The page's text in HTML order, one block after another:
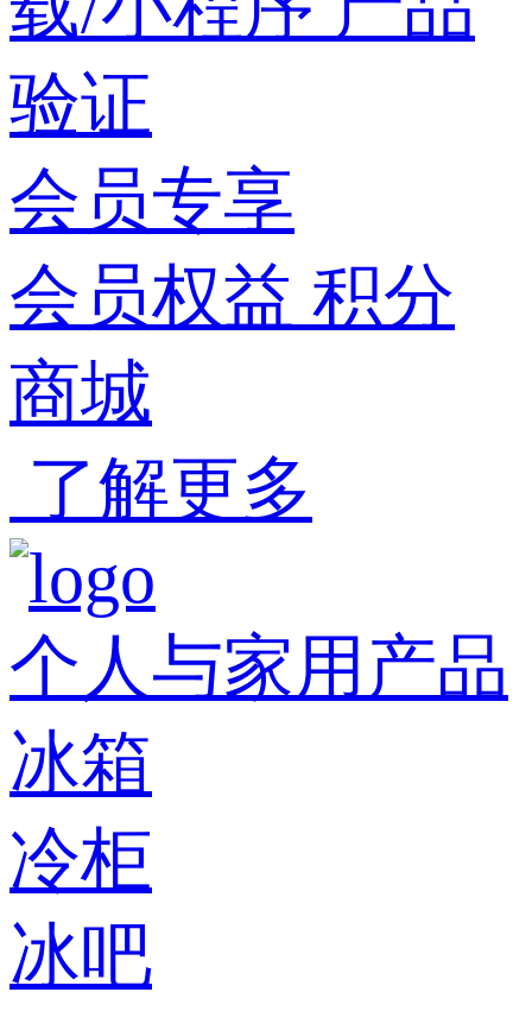
验证
会员专享
会员权益 积分
商城
了解更多
个人与家用产品
冰箱
冷柜
冰吧